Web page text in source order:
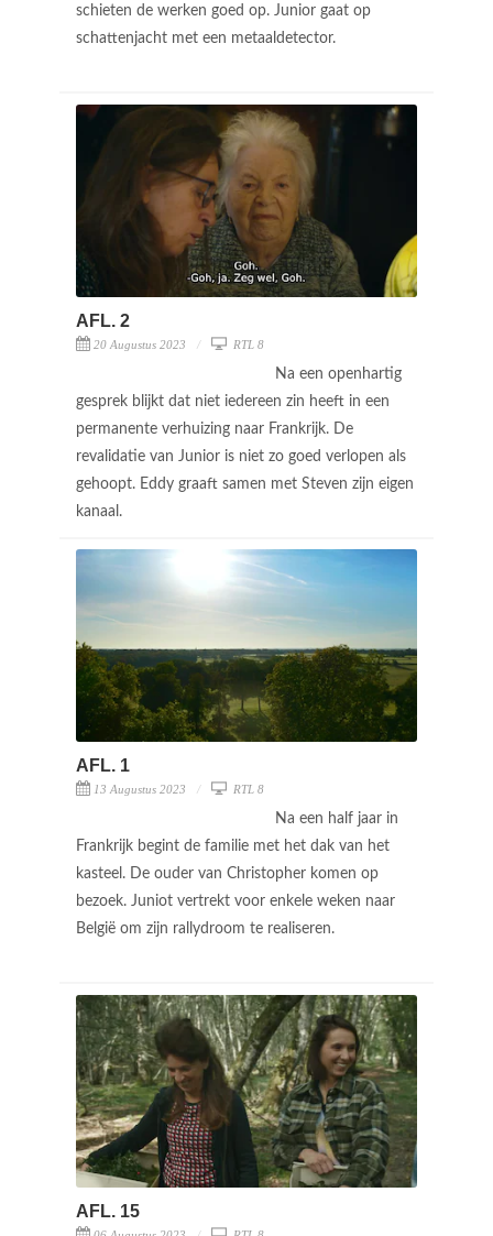
schieten de werken goed op. Junior gaat op
schattenjacht met een metaaldetector.
AFL. 2
20 Augustus 2023 RTL 8
Na een openhartig
gesprek blijkt dat niet iedereen zin heeft in een
permanente verhuizing naar Frankrijk. De
revalidatie van Junior is niet zo goed verlopen als
gehoopt. Eddy graaft samen met Steven zijn eigen
kanaal.
AFL. 1
13 Augustus 2023 RTL 8
Na een half jaar in
Frankrijk begint de familie met het dak van het
kasteel. De ouder van Christopher komen op
bezoek. Juniot vertrekt voor enkele weken naar
België om zijn rallydroom te realiseren.
AFL. 15